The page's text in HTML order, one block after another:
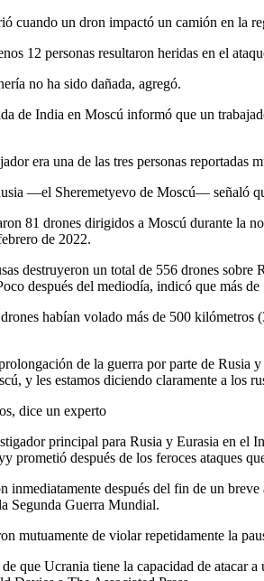
cuando un dron impactó un camión en la
12 personas resultaron heridas en el
no ha sido dañada, agregó.
de India en Moscú informó que un
era una de las tres personas
—el Sheremetyevo de Moscú— señaló
81 drones dirigidos a Moscú durante la
de 2022.
destruyeron un total de 556 drones
después del mediodía, indicó que más
habían volado más de 500 kilómetros
de la guerra por parte de Rusia
y les estamos diciendo claramente a los
dice un experto
principal para Rusia y Eurasia en el
prometió después de los feroces ataques
inmediatamente después del fin de un
Segunda Guerra Mundial.
mutuamente de violar repetidamente la
que Ucrania tiene la capacidad de atacar